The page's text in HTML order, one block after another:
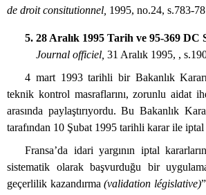
de droit consitutionnel, 1995, no.24, s.783-
5. 28 Aralık 1995 Tarih ve 95-369 DC
Journal officiel, 31 Aralık 1995, ,
4 mart 1993 tarihli bir Bakanlık
teknik kontrol masraflarını, zorunlu aidat
arasında paylaştırıyordu. Bu Bakanlık
tarafından 10 Şubat 1995 tarihli karar ile
Fransa’da idari yargının iptal
sistematik olarak başvurduğu bir
geçerlilik kazandırma(validation législative)